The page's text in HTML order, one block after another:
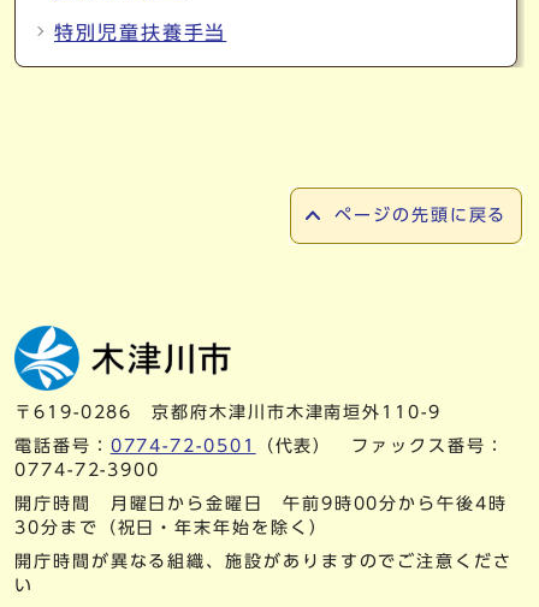
特別児童扶養手当
ページの先頭に戻る
〒619-0286 京都府木津川市木津南垣外110-9
電話番号： 0774-72-0501
（代表） ファックス番号：
0774-72-3900
開庁時間 月曜日から金曜日 午前9時00分から午後4時
30分まで（祝日・年末年始を除く）
開庁時間が異なる組織、施設がありますのでご注意くださ
い